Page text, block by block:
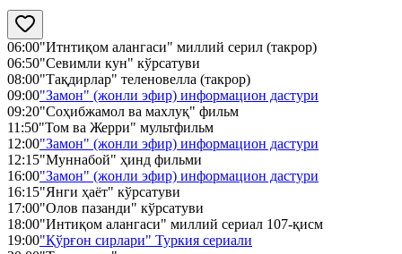
06:00"Итнтиқом алангаси" миллий серил (такрор)
06:50"Севимли кун" кўрсатуви
08:00"Тақдирлар" теленовелла (такрор)
09:00"Замон" (жонли эфир) информацион дастури
09:20"Соҳибжамол ва махлуқ" фильм
11:50"Том ва Жерри" мультфильм
12:00"Замон" (жонли эфир) информацион дастури
12:15"Муннабой" ҳинд фильми
16:00"Замон" (жонли эфир) информацион дастури
16:15"Янги ҳаёт" кўрсатуви
17:00"Олов пазанди" кўрсатуви
18:00"Интиқом алангаси" миллий сериал 107-қисм
19:00"Қўрғон сирлари" Туркия сериали